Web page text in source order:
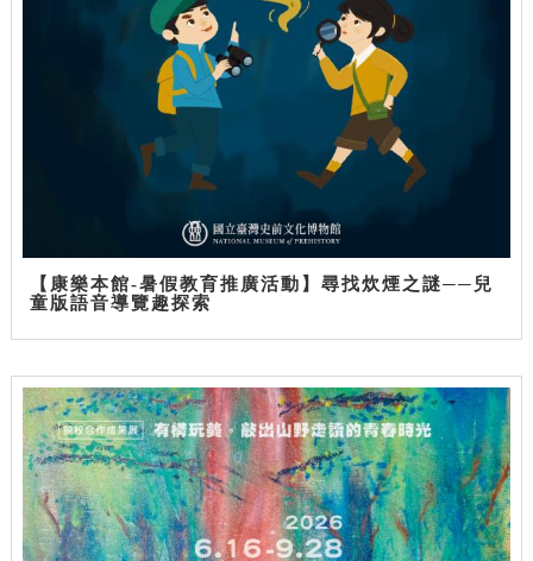
【康樂本館-暑假教育推廣活動】尋找炊煙之謎──兒
童版語音導覽趣探索